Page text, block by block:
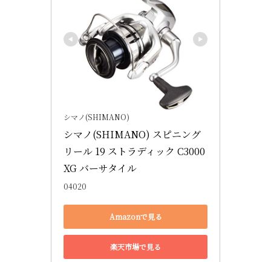
シマノ(SHIMANO)
シマノ(SHIMANO) スピニング
リール 19 ストラディック C3000
XG バーサタイル
04020
Amazonで見る
楽天市場で見る